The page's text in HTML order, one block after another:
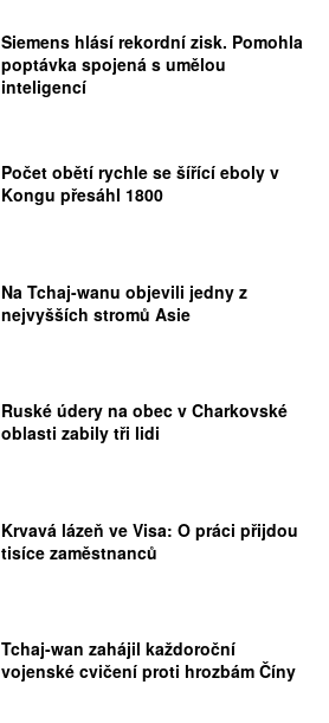
Siemens hlásí rekordní zisk. Pomohla
poptávka spojená s umělou
inteligencí
Počet obětí rychle se šířící eboly v
Kongu přesáhl 1800
Na Tchaj-wanu objevili jedny z
nejvyšších stromů Asie
Ruské údery na obec v Charkovské
oblasti zabily tři lidi
Krvavá lázeň ve Visa: O práci přijdou
tisíce zaměstnanců
Tchaj-wan zahájil každoroční
vojenské cvičení proti hrozbám Číny